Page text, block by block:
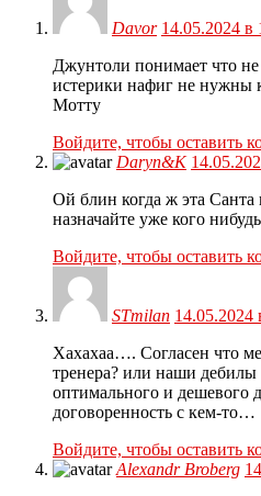
Davor 14.05.2024 в
Джунтоли понимает что не
истерики нафиг не нужны
Мотту
Войдите, чтобы оставить
Daryn&K
Ой блин когда ж эта Санта
назначайте уже кого
Войдите, чтобы оставить
STmilan 14.05.2024
Хахахаа…. Согласен что
тренера? или наши дебилы
оптимального и дешевого
договоренность с кем-то…
Войдите, чтобы оставить
Alexandr Broberg